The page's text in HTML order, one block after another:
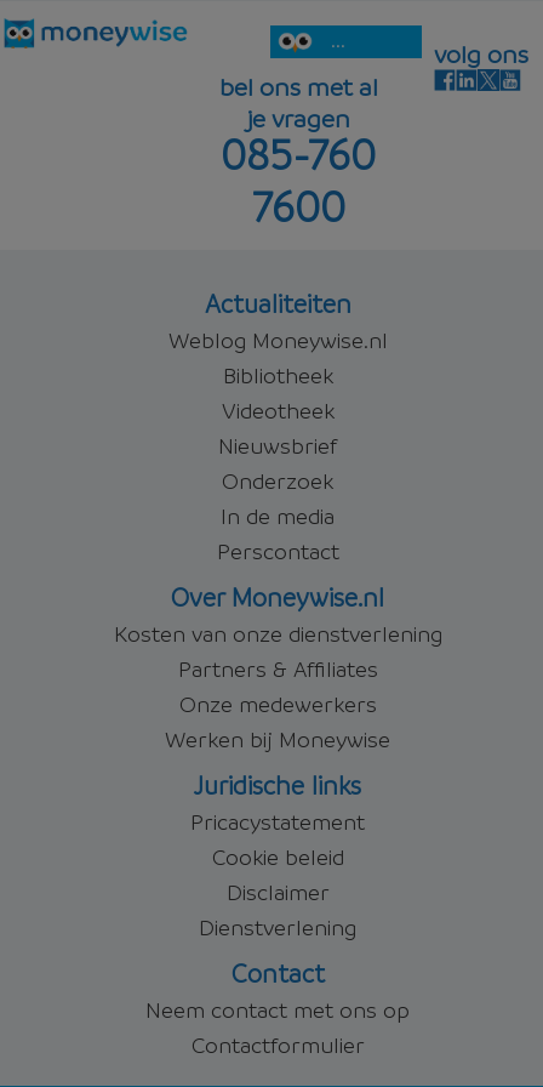
...
bel ons met al
je vragen
085-760
7600
volg ons
Actualiteiten
Weblog Moneywise.nl
Bibliotheek
Videotheek
Nieuwsbrief
Onderzoek
In de media
Perscontact
Over Moneywise.nl
Kosten van onze dienstverlening
Partners & Affiliates
Onze medewerkers
Werken bij Moneywise
Juridische links
Pricacystatement
Cookie beleid
Disclaimer
Dienstverlening
Contact
Neem contact met ons op
Contactformulier